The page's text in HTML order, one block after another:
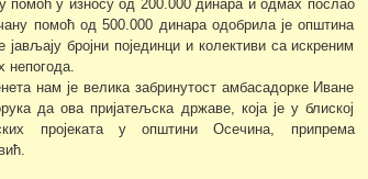
помоћ у износу од 200.000 динара и одмах послао
помоћ од 500.000 динара одобрила је општина
бројни појединци и колективи са искреним
непогода.
нам је велика забринутост амбасадорке Иване
да ова пријатељска државе, која је у блиској
пројеката у општини Осечина, припрема